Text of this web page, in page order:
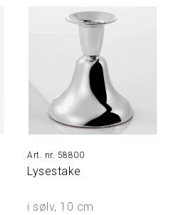
58800
Lysestake
i sølv, 10 cm